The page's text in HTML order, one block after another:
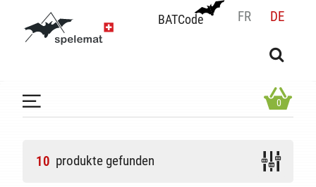
BATCode FR DE
BATCode
OK
0
10 produkte gefunden